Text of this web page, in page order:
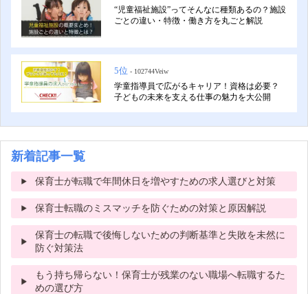
“児童福祉施設”ってそんなに種類あるの？施設
ごとの違い・特徴・働き方を丸ごと解説
5位 - 102744Veiw
学童指導員で広がるキャリア！資格は必要？
子どもの未来を支える仕事の魅力を大公開
新着記事一覧
保育士が転職で年間休日を増やすための求人選びと対策
保育士転職のミスマッチを防ぐための対策と原因解説
保育士の転職で後悔しないための判断基準と失敗を未然に
防ぐ対策法
もう持ち帰らない！保育士が残業のない職場へ転職するた
めの選び方